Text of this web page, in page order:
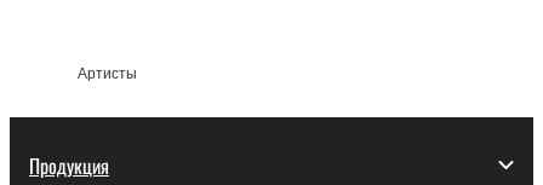
Артисты
Продукция